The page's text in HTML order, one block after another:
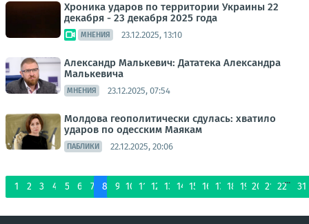
Хроника ударов по территории Украины 22
декабря - 23 декабря 2025 года
МНЕНИЯ 23.12.2025, 13:10
Александр Малькевич: Дататека Александра
Малькевича
МНЕНИЯ 23.12.2025, 07:54
Молдова геополитически сдулась: хватило
ударов по одесским Маякам
ПАБЛИКИ 22.12.2025, 20:06
1 2 3 4 5 6 7 8 9 10 11 12 13 14 15 16 17 18 19 20 21 22
...
31